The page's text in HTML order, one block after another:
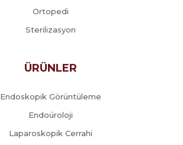
Ortopedi
Sterilizasyon
ÜRÜNLER
Endoskopik Görüntüleme
Endoüroloji
Laparoskopik Cerrahi